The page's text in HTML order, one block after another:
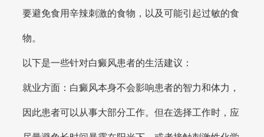
要避免食用辛辣刺激的食物，以及可能引起过敏的食
物。
以下是一些针对白癜风患者的生活建议：
就业方面：白癜风本身不会影响患者的智力和体力，
因此患者可以从事大部分工作。但在选择工作时，应